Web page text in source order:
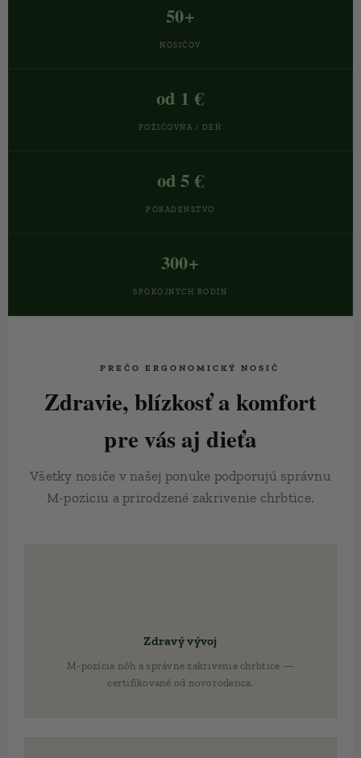
50+
NOSIČOV
od 1 €
POŽIČOVŇA / DEŇ
od 5 €
PORADENSTVO
300+
SPOKOJNÝCH RODÍN
💡 PREČO ERGONOMICKÝ NOSIČ
Zdravie, blízkosť a komfort
pre vás aj dieťa
Všetky nosiče v našej ponuke podporujú správnu
M-pozíciu a prirodzené zakrivenie chrbtice.
Zdravý vývoj
M-pozícia nôh a správne zakrivenie chrbtice —
certifikované od novorodenca.